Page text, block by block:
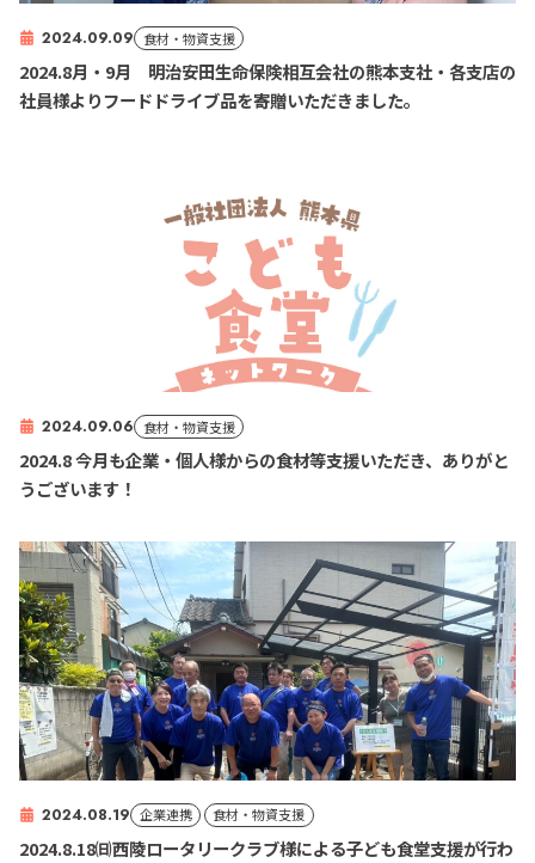
2024.09.09 食材・物資支援
2024.8月・9月 明治安田生命保険相互会社の熊本支社・各支店の
社員様よりフードドライブ品を寄贈いただきました。
2024.09.06 食材・物資支援
2024.8 今月も企業・個人様からの食材等支援いただき、ありがと
うございます！
2024.08.19 企業連携 食材・物資支援
2024.8.18㈰西陵ロータリークラブ様による子ども食堂支援が行わ